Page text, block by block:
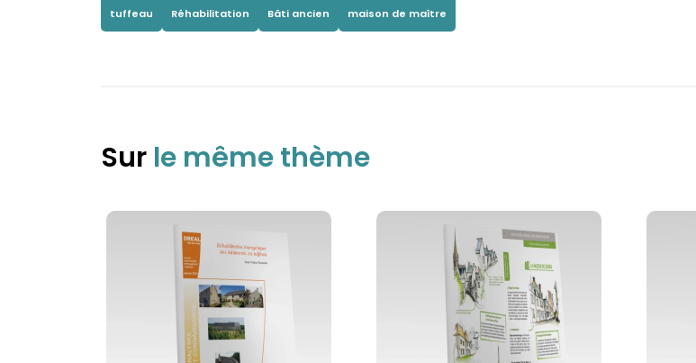
tuffeau Réhabilitation Bâti ancien maison de maître
Sur le même thème